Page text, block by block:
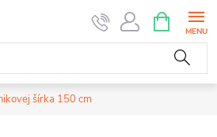
KOŠÍK
šírka 150 cm